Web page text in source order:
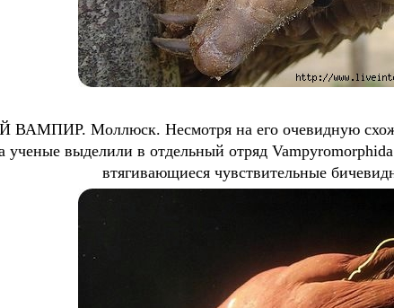
Моллюск. Несмотря на его очевидную
ученые выделили в отдельный отряд
втягивающиеся чувствительные